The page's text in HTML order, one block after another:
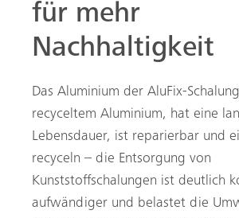
für mehr
Nachhaltigkeit
Das Aluminium der AluFix-
recyceltem Aluminium, hat eine
Lebensdauer, ist reparierbar und
recyceln – die Entsorgung von
Kunststoffschalungen ist deutlich
aufwändiger und belastet die